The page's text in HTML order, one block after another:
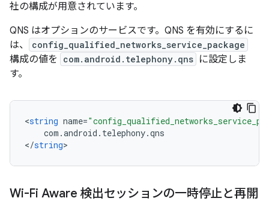
社の構成が用意されています。
QNS はオプションのサービスです。QNS を有効にするに
は、
config_qualified_networks_service_package
構成の値を com.android.telephony.qns に設定しま
す。
<string name=
com .android . telephony.qns
</string
Wi-Fi Aware 検出セッションの一時停止と再開